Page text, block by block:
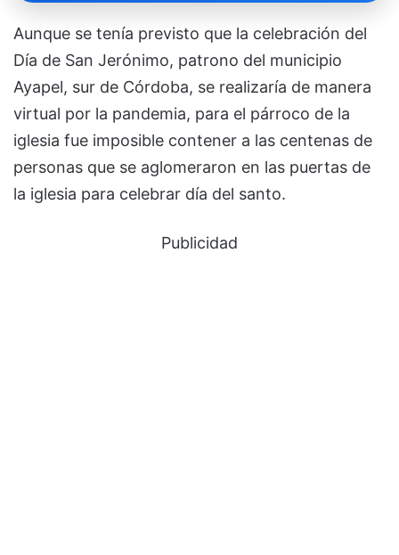
Aunque se tenía previsto que la celebración del
Día de San Jerónimo, patrono del municipio
Ayapel, sur de Córdoba, se realizaría de manera
virtual por la pandemia, para el párroco de la
iglesia fue imposible contener a las centenas de
personas que se aglomeraron en las puertas de
la iglesia para celebrar día del santo.
Publicidad